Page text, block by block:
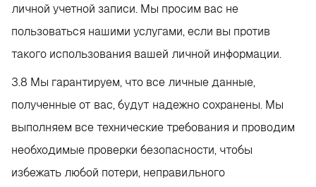
личной учетной записи. Мы просим вас не
пользоваться нашими услугами, если вы против
такого использования вашей личной информации.
3.8 Мы гарантируем, что все личные данные,
полученные от вас, будут надежно сохранены. Мы
выполняем все технические требования и проводим
необходимые проверки безопасности, чтобы
избежать любой потери, неправильного